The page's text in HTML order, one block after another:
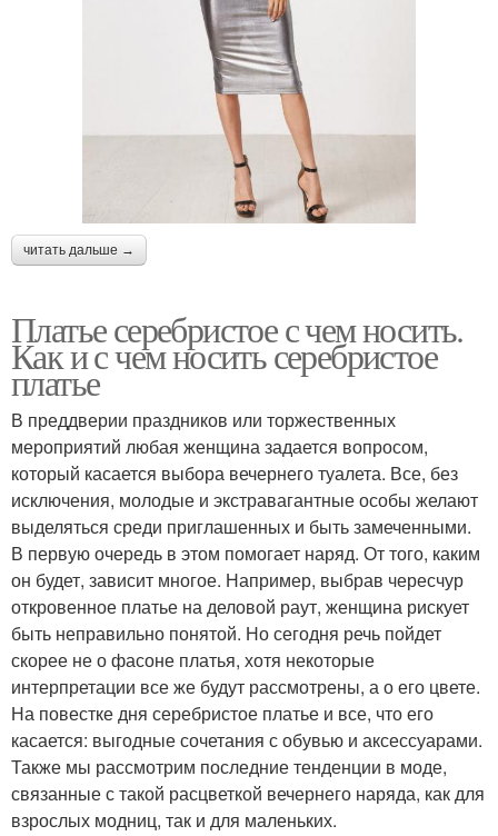
читать дальше →
Платье серебристое с чем носить.
Как и с чем носить серебристое
платье
В преддверии праздников или торжественных
мероприятий любая женщина задается вопросом,
который касается выбора вечернего туалета. Все, без
исключения, молодые и экстравагантные особы желают
выделяться среди приглашенных и быть замеченными.
В первую очередь в этом помогает наряд. От того, каким
он будет, зависит многое. Например, выбрав чересчур
откровенное платье на деловой раут, женщина рискует
быть неправильно понятой. Но сегодня речь пойдет
скорее не о фасоне платья, хотя некоторые
интерпретации все же будут рассмотрены, а о его цвете.
На повестке дня серебристое платье и все, что его
касается: выгодные сочетания с обувью и аксессуарами.
Также мы рассмотрим последние тенденции в моде,
связанные с такой расцветкой вечернего наряда, как для
взрослых модниц, так и для маленьких.